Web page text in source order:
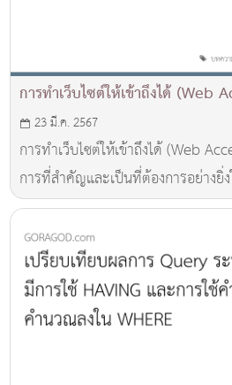
การทำเว็บไซต์ให้เข้าถึงได้ (Web
23 มี.ค. 2567
การทำเว็บไซต์ให้เข้าถึงได้ (Web
การที่สำคัญและเป็นที่ต้องการอย่างยิ่
ปัจจุบัน โดยมุ่งเน้นที่การทำให้เว็บไซ
ประสิทธิภาพโดยทุกคน ไม่ว่าจะเป็น
มองเห็น